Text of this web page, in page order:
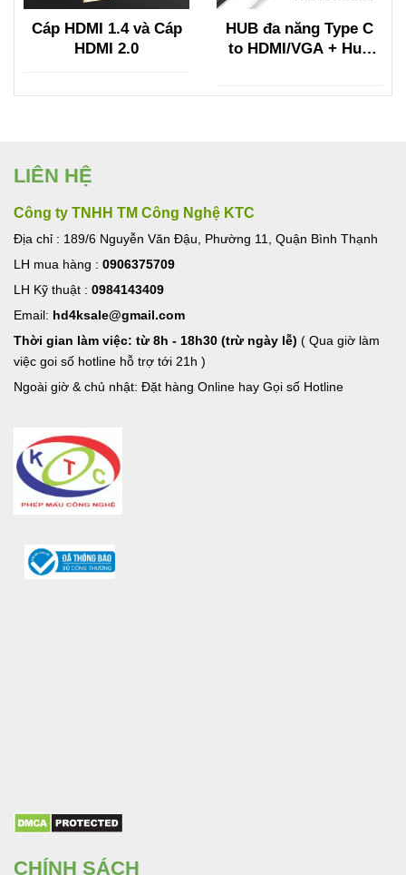
Cáp HDMI 1.4 và Cáp
HDMI 2.0
HUB đa năng Type C
to HDMI/VGA + Hub
LIÊN HỆ
Công ty TNHH TM Công Nghệ KTC
Địa chỉ : 189/6 Nguyễn Văn Đậu, Phường 11, Quận Bình Thạnh
LH mua hàng : 0906375709
LH Kỹ thuật : 0984143409
Email: hd4ksale@gmail.com
Thời gian làm việc: từ 8h - 18h30 (trừ ngày lễ) ( Qua giờ làm
việc goi số hotline hỗ trợ tới 21h )
Ngoài giờ & chủ nhật: Đặt hàng Online hay Gọi số Hotline
CHÍNH SÁCH